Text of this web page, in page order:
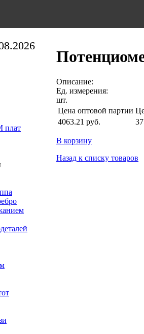
плат
Описание:
Ед. измерения:
шт.
Цена оптовой партии
4063.21 руб.
В корзину
Назад к списку товаров